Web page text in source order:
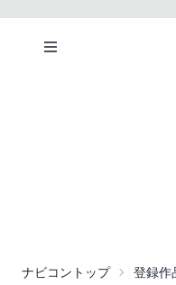
ナビコントップ 登録作